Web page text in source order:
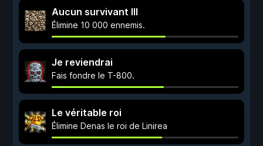
Aucun survivant III
Élimine 10 000 ennemis.
Je reviendrai
Fais fondre le T-800.
Le véritable roi
Élimine Denas le roi de Linirea